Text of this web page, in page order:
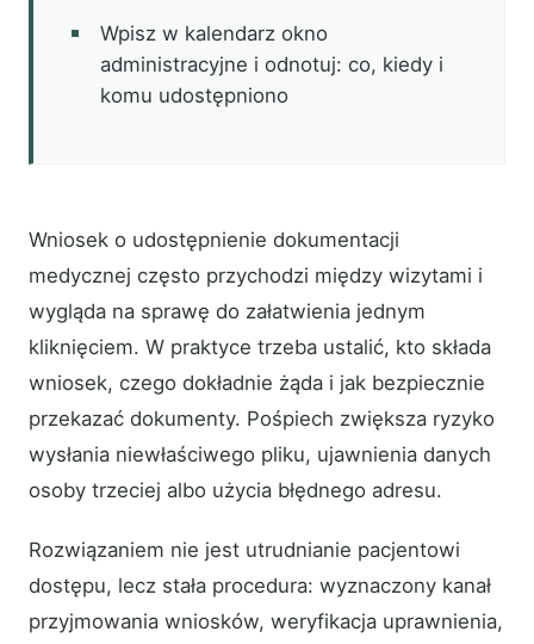
Wpisz w kalendarz okno
administracyjne i odnotuj: co, kiedy i
komu udostępniono
Wniosek o udostępnienie dokumentacji
medycznej często przychodzi między wizytami i
wygląda na sprawę do załatwienia jednym
kliknięciem. W praktyce trzeba ustalić, kto składa
wniosek, czego dokładnie żąda i jak bezpiecznie
przekazać dokumenty. Pośpiech zwiększa ryzyko
wysłania niewłaściwego pliku, ujawnienia danych
osoby trzeciej albo użycia błędnego adresu.
Rozwiązaniem nie jest utrudnianie pacjentowi
dostępu, lecz stała procedura: wyznaczony kanał
przyjmowania wniosków, weryfikacja uprawnienia,